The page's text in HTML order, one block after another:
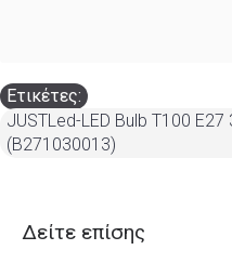
Ετικέτες:
JUSTLed-LED Bulb T100
(B271030013)
Δείτε επίσης